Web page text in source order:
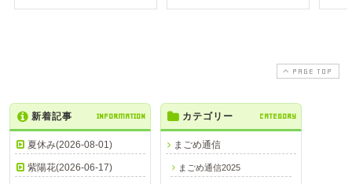
PAGE TOP
新着記事 INFORMATION
夏休み(2026-08-01)
紫陽花(2026-06-17)
カテゴリー CATEGORY
まごめ通信
まごめ通信2025